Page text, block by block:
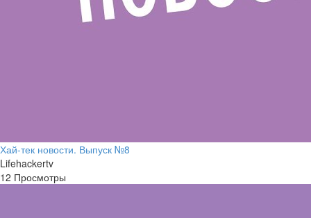
Хай-тек новости. Выпуск №8
Lifehackertv
12 Просмотры